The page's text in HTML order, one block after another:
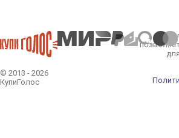
© 2013 - 2026
КупиГолос